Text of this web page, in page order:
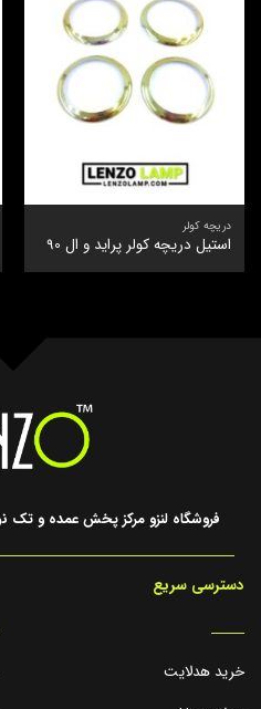
دریچه کولر
استیل دریچه کولر پراید و ال 90
فروشگاه لنزو مرکز پخش عمده و تک
دسترسی سریع
_____
خرید هدلایت